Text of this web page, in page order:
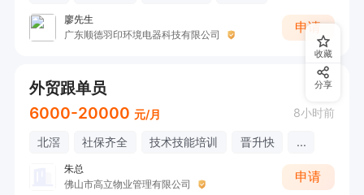
廖先生
广东顺德羽印环境电器科技有限公司
申请
外贸跟单员
6000-20000 元/月 8小时前
北滘 社保齐全 技术技能培训 晋升快 ...
朱总
佛山市高立物业管理有限公司
申请
收藏
分享